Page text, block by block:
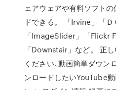
ェアウェアや有料ソフト
ドできる。 「Irvine」「Ｄ
「ImageSlider」「Flickr
「Downstair」など。 正
ください. 動画簡単ダウン
ンロードしたいYouTube